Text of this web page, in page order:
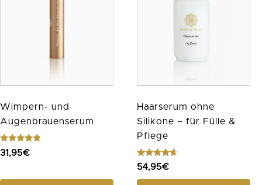
Wimpern- und
Augenbrauenserum
Bewertet
mit
31,95€
Haarserum ohne
Silikone – für Fülle &
Pflege
Bewertet
mit
4.43
54,95€